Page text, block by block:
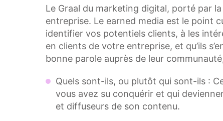
Le Graal du marketing digital, porté par
entreprise. Le earned media est le point
identifier vos potentiels clients, à les
en clients de votre entreprise, et qu’ils
bonne parole auprès de leur
Quels sont-ils, ou plutôt qui sont-ils :
vous avez su conquérir et qui
et diffuseurs de son contenu.